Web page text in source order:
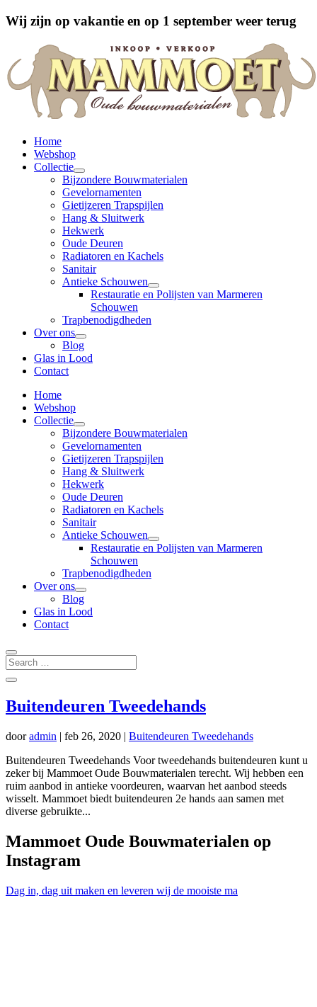
Wij zijn op vakantie en op 1 september weer terug
Home
Webshop
Collectie
Bijzondere Bouwmaterialen
Gevelornamenten
Gietijzeren Trapspijlen
Hang & Sluitwerk
Hekwerk
Oude Deuren
Radiatoren en Kachels
Sanitair
Antieke Schouwen
Restauratie en Polijsten van Marmeren
Schouwen
Trapbenodigdheden
Over ons
Blog
Glas in Lood
Contact
Home
Webshop
Collectie
Bijzondere Bouwmaterialen
Gevelornamenten
Gietijzeren Trapspijlen
Hang & Sluitwerk
Hekwerk
Oude Deuren
Radiatoren en Kachels
Sanitair
Antieke Schouwen
Restauratie en Polijsten van Marmeren
Schouwen
Trapbenodigdheden
Over ons
Blog
Glas in Lood
Contact
Buitendeuren Tweedehands
dooradmin | feb 26, 2020 | Buitendeuren Tweedehands
Buitendeuren Tweedehands Voor tweedehands buitendeuren kunt u
zeker bij Mammoet Oude Bouwmaterialen terecht. Wij hebben een
ruim aanbod in antieke voordeuren, waarvan het aanbod steeds
wisselt. Mammoet biedt buitendeuren 2e hands aan samen met
diverse gebruikte...
Mammoet Oude Bouwmaterialen op
Instagram
Dag in, dag uit maken en leveren wij de mooiste ma